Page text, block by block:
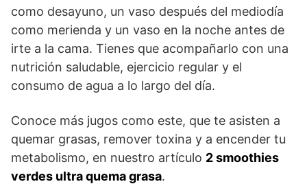
como desayuno, un vaso después del mediodía
como merienda y un vaso en la noche antes de
irte a la cama. Tienes que acompañarlo con una
nutrición saludable, ejercicio regular y el
consumo de agua a lo largo del día.
Conoce más jugos como este, que te asisten a
quemar grasas, remover toxina y a encender tu
metabolismo, en nuestro artículo 2 smoothies
verdes ultra quema grasa.